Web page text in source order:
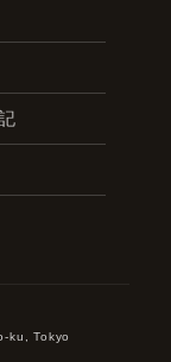
ku, Tokyo